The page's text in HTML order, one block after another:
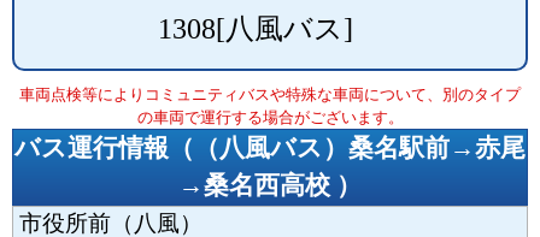
1308[八風バス]
車両点検等によりコミュニティバスや特殊な車両について、別のタイプ
の車両で運行する場合がございます。
バス運行情報（ （八風バス）桑名駅前→赤尾
→桑名西高校 ）
市役所前（八風）